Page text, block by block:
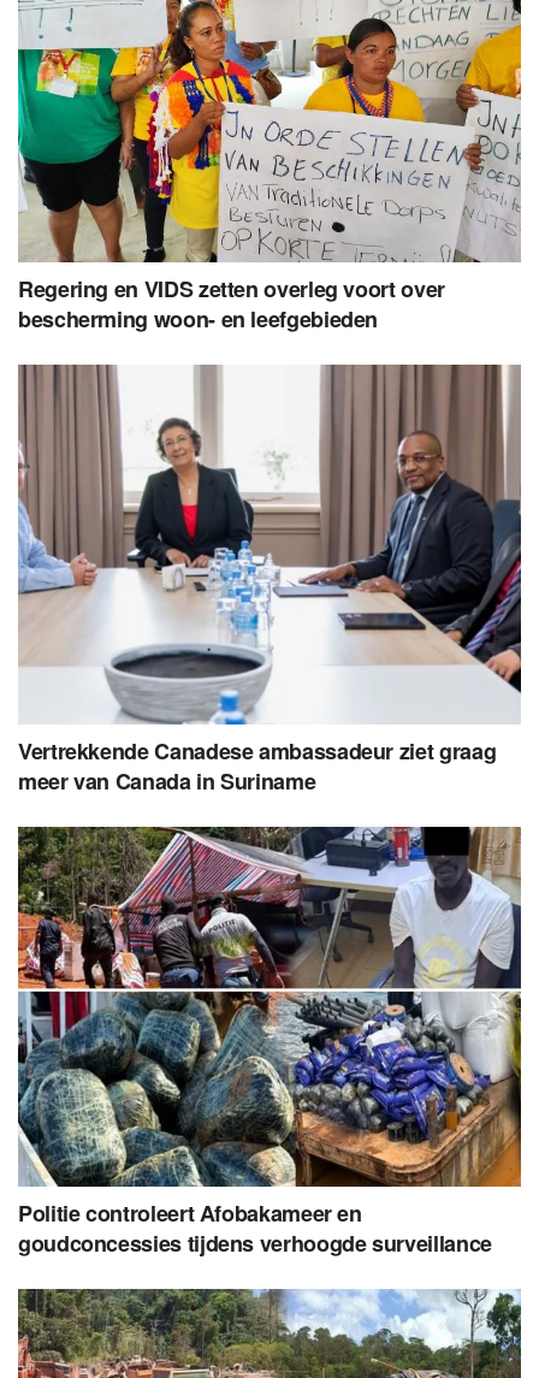
Regering en VIDS zetten overleg voort over
bescherming woon- en leefgebieden
Vertrekkende Canadese ambassadeur ziet graag
meer van Canada in Suriname
Politie controleert Afobakameer en
goudconcessies tijdens verhoogde surveillance